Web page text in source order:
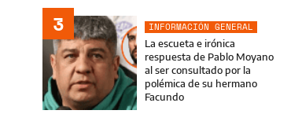
3
INFORMACIÓN GENERAL
La escueta e irónica
respuesta de Pablo Moyano
al ser consultado por la
polémica de su hermano
Facundo